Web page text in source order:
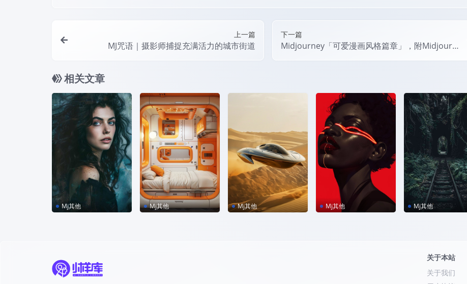
上一篇
MJ咒语｜摄影师捕捉充满活力的城市街道
下一篇
Midjourney「可爱漫画风格篇章」，附Midjourn
ey咒语！
相关文章
Mj其他 Mj其他 Mj其他 Mj其他 Mj其他
关于本站
关于我们